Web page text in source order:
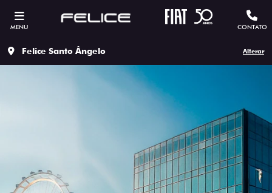
MENU CONTATO
Felice Santo Ângelo Alterar
ESTOU INTERESSADO